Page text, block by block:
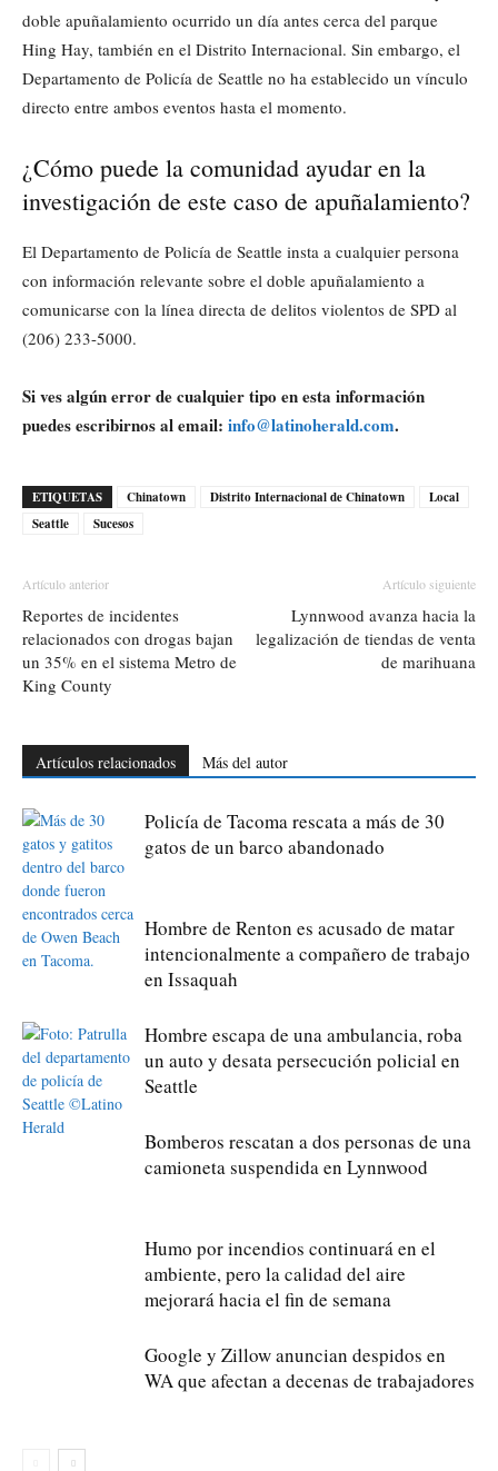
doble apuñalamiento ocurrido un día antes cerca del parque
Hing Hay, también en el Distrito Internacional. Sin embargo, el
Departamento de Policía de Seattle no ha establecido un vínculo
directo entre ambos eventos hasta el momento.
¿Cómo puede la comunidad ayudar en la
investigación de este caso de apuñalamiento?
El Departamento de Policía de Seattle insta a cualquier persona
con información relevante sobre el doble apuñalamiento a
comunicarse con la línea directa de delitos violentos de SPD al
(206) 233-5000.
Si ves algún error de cualquier tipo en esta información
puedes escribirnos al email: info@latinoherald.com.
ETIQUETAS Chinatown Distrito Internacional de Chinatown
Local
Seattle
Sucesos
Artículo anterior
Reportes de incidentes
relacionados con drogas bajan
un 35% en el sistema Metro de
King County
Artículo siguiente
Lynnwood avanza hacia la
legalización de tiendas de venta
de marihuana
Artículos relacionados Más del autor
Policía de Tacoma rescata a más de 30
gatos de un barco abandonado
Hombre de Renton es acusado de matar
intencionalmente a compañero de trabajo
en Issaquah
Hombre escapa de una ambulancia, roba
un auto y desata persecución policial en
Seattle
Bomberos rescatan a dos personas de una
camioneta suspendida en Lynnwood
Humo por incendios continuará en el
ambiente, pero la calidad del aire
mejorará hacia el fin de semana
Google y Zillow anuncian despidos en
WA que afectan a decenas de trabajadores